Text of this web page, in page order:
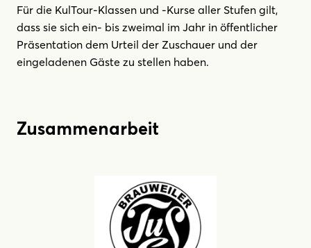
Für die KulTour-Klassen und -Kurse aller Stufen gilt,
dass sie sich ein- bis zweimal im Jahr in öffentlicher
Präsentation dem Urteil der Zuschauer und der
eingeladenen Gäste zu stellen haben.
Zusammenarbeit